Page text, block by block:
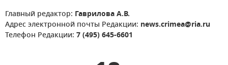
Главный редактор: Гаврилова А.В.
Адрес электронной почты Редакции: news.crimea@ria.ru
Телефон Редакции: 7 (495) 645-6601